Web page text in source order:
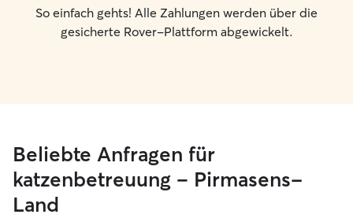
So einfach gehts! Alle Zahlungen werden über die
gesicherte Rover-Plattform abgewickelt.
Beliebte Anfragen für
katzenbetreuung – Pirmasens-
Land